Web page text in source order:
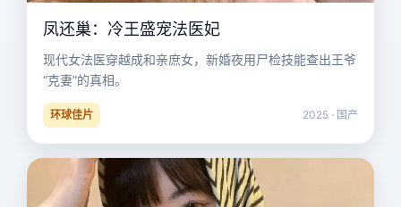
凤还巢：冷王盛宠法医妃
现代女法医穿越成和亲庶女，新婚夜用尸检技能查出王爷
“克妻”的真相。
环球佳片 2025 · 国产